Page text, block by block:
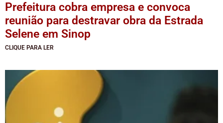
Prefeitura cobra empresa e convoca
reunião para destravar obra da Estrada
Selene em Sinop
CLIQUE PARA LER